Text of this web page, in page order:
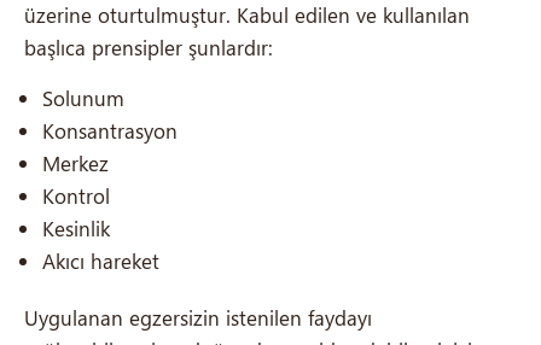
üzerine oturtulmuştur. Kabul edilen ve kullanılan
başlıca prensipler şunlardır:
Solunum
Konsantrasyon
Merkez
Kontrol
Kesinlik
Akıcı hareket
Uygulanan egzersizin istenilen faydayı